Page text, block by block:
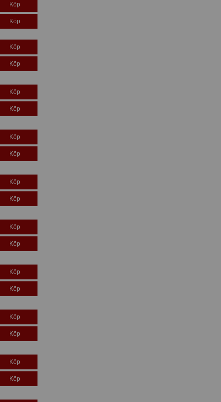
Köp
Köp
Köp
Köp
Köp
Köp
Köp
Köp
Köp
Köp
Köp
Köp
Köp
Köp
Köp
Köp
Köp
Köp